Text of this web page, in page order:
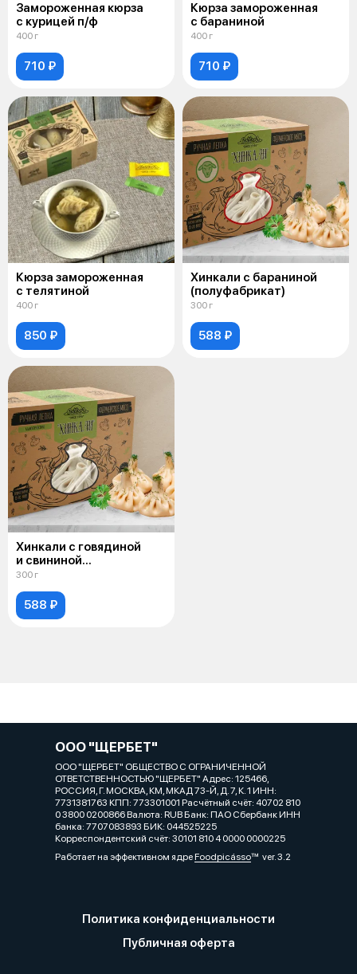
Замороженная кюрза
с курицей п/ф
400 г
710 ₽
Кюрза замороженная
с бараниной
400 г
710 ₽
Кюрза замороженная
с телятиной
400 г
850 ₽
Хинкали с бараниной
(полуфабрикат)
300 г
588 ₽
Хинкали с говядиной
и свининой
полуфабрикат
300 г
588 ₽
ООО "ЩЕРБЕТ"
ООО "ЩЕРБЕТ" ОБЩЕСТВО С ОГРАНИЧЕННОЙ
ОТВЕТСТВЕННОСТЬЮ "ЩЕРБЕТ" Адрес: 125466,
РОССИЯ, Г. МОСКВА, КМ, МКАД 73-Й, Д. 7, К. 1 ИНН:
7731381763 КПП: 773301001 Расчётный счёт: 40702 810
0 3800 0200866 Валюта: RUB Банк: ПАО Сбербанк ИНН
банка: 7707083893 БИК: 044525225
Корреспондентский счёт: 30101 810 4 0000 0000225
Работает на эффективном ядреFoodpicássover. 3.2
Политика конфиденциальности
Публичная оферта